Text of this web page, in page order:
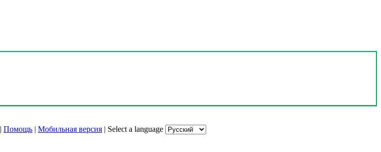
| Помощь | Мобильная версия | Select a language